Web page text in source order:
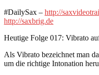
#DailySax – http://
http://saxbrig.de
Heutige Folge 017: Vibrato
Als Vibrato bezeichnet man
um die richtige Intonation